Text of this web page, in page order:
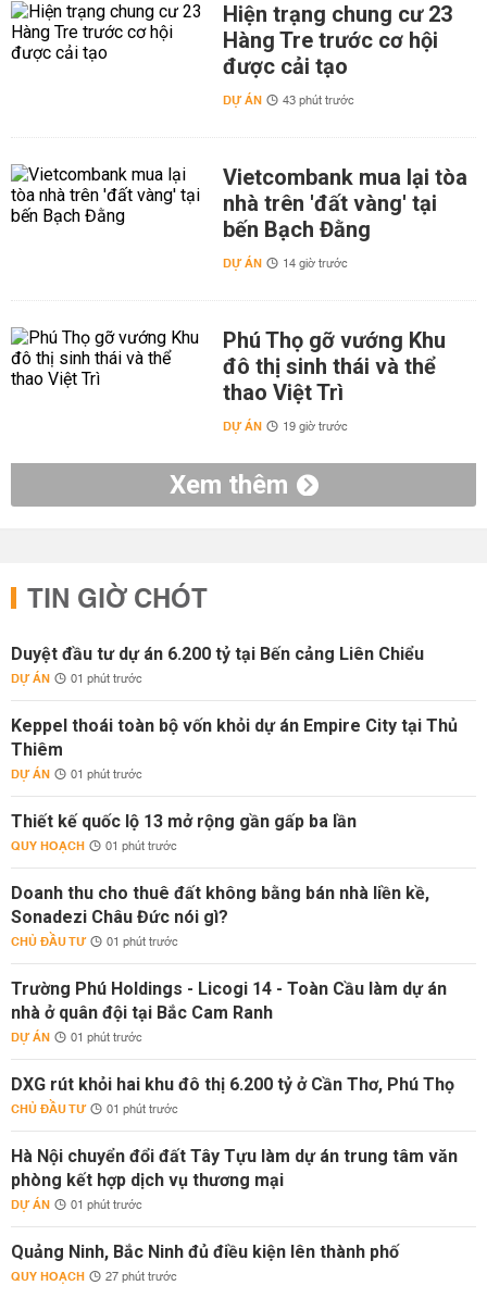
Hiện trạng chung cư 23
Hàng Tre trước cơ hội
được cải tạo
DỰ ÁN 43 phút trước
Vietcombank mua lại tòa
nhà trên 'đất vàng' tại
bến Bạch Đằng
DỰ ÁN 14 giờ trước
Phú Thọ gỡ vướng Khu
đô thị sinh thái và thể
thao Việt Trì
DỰ ÁN 19 giờ trước
Xem thêm
TIN GIỜ CHÓT
Duyệt đầu tư dự án 6.200 tỷ tại Bến cảng Liên Chiểu
DỰ ÁN 01 phút trước
Keppel thoái toàn bộ vốn khỏi dự án Empire City tại Thủ
Thiêm
DỰ ÁN 01 phút trước
Thiết kế quốc lộ 13 mở rộng gần gấp ba lần
QUY HOẠCH 01 phút trước
Doanh thu cho thuê đất không bằng bán nhà liền kề,
Sonadezi Châu Đức nói gì?
CHỦ ĐẦU TƯ 01 phút trước
Trường Phú Holdings - Licogi 14 - Toàn Cầu làm dự án
nhà ở quân đội tại Bắc Cam Ranh
DỰ ÁN 01 phút trước
DXG rút khỏi hai khu đô thị 6.200 tỷ ở Cần Thơ, Phú Thọ
CHỦ ĐẦU TƯ 01 phút trước
Hà Nội chuyển đổi đất Tây Tựu làm dự án trung tâm văn
phòng kết hợp dịch vụ thương mại
DỰ ÁN 01 phút trước
Quảng Ninh, Bắc Ninh đủ điều kiện lên thành phố
QUY HOẠCH 27 phút trước